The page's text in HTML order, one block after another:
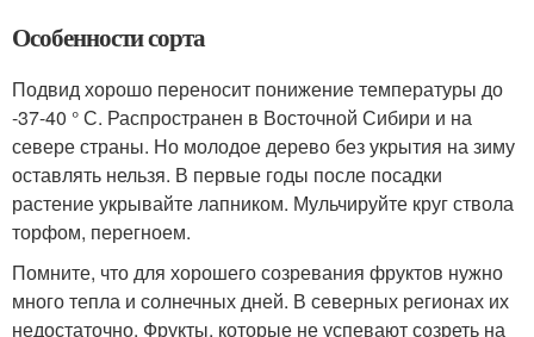
Особенности сорта
Подвид хорошо переносит понижение температуры до
-37-40 ° С. Распространен в Восточной Сибири и на
севере страны. Но молодое дерево без укрытия на зиму
оставлять нельзя. В первые годы после посадки
растение укрывайте лапником. Мульчируйте круг ствола
торфом, перегноем.
Помните, что для хорошего созревания фруктов нужно
много тепла и солнечных дней. В северных регионах их
недостаточно. Фрукты, которые не успевают созреть на